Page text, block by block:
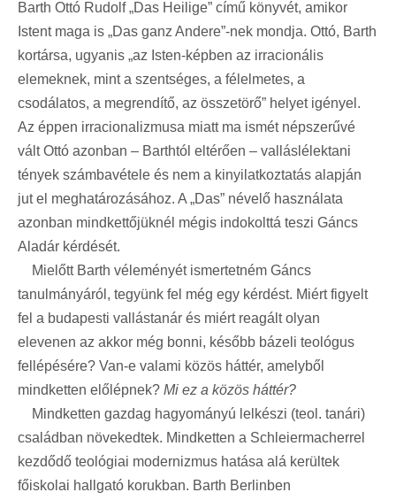
Barth Ottó Rudolf „Das Heilige” című könyvét, amikor
Istent maga is „Das ganz Andere”-nek mondja. Ottó, Barth
kortársa, ugyanis „az Isten-képben az irracionális
elemeknek, mint a szentséges, a félelmetes, a
csodálatos, a megrendítő, az összetörő” helyet igényel.
Az éppen irracionalizmusa miatt ma ismét népszerűvé
vált Ottó azonban – Barthtól eltérően – valláslélektani
tények számbavétele és nem a kinyilatkoztatás alapján
jut el meghatározásához. A „Das” névelő használata
azonban mindkettőjüknél mégis indokolttá teszi Gáncs
Aladár kérdését.
Mielőtt Barth véleményét ismertetném Gáncs
tanulmányáról, tegyünk fel még egy kérdést. Miért figyelt
fel a budapesti vallástanár és miért reagált olyan
elevenen az akkor még bonni, később bázeli teológus
fellépésére? Van-e valami közös háttér, amelyből
mindketten előlépnek? Mi ez a közös háttér?
Mindketten gazdag hagyományú lelkészi (teol. tanári)
családban növekedtek. Mindketten a Schleiermacherrel
kezdődő teológiai modernizmus hatása alá kerültek
főiskolai hallgató korukban. Barth Berlinben